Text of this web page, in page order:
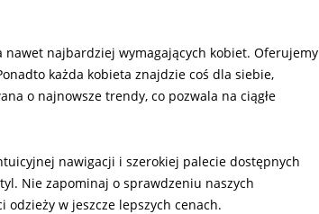
nawet najbardziej wymagających kobiet. Oferujemy
każda kobieta znajdzie coś dla siebie,
o najnowsze trendy, co pozwala na ciągłe
nawigacji i szerokiej palecie dostępnych
Nie zapominaj o sprawdzeniu naszych
w jeszcze lepszych cenach.